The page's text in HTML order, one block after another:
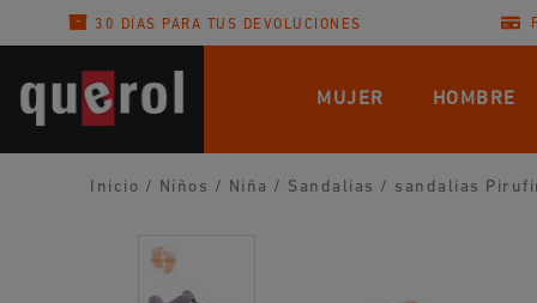
30 DÍAS PARA TUS DEVOLUCIONES
MUJER HOMBRE
Inicio / Niños / Niña / Sandalias / sandalias